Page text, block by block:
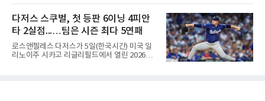
고는 인하부고와 우승을 다툴 기회를 잡았다.여
자 18세 이하부에서는 중앙여고
출하며 야구 팬들과 전문가들 사이에 씁쓸한 뒷
맛을 남기고 있다.출국 당시만 해도 선수의 고질
적인 제구 문제를 해결할 특효약이 될 것처럼 포
장되었던 이번 연수는, 뚜껑을 열어보니 '제구력
5등급에게 2주짜리 족집게 과외를 붙여 1등급을
기대한 꼴'이었다는 냉정한 평가를 피하기 어렵
게 됐다.야구에서 투수의 제구력은 오랜 시간 투
다저스 스쿠벌, 첫 등판 6이닝 4피안
타 2실점...…팀은 시즌 최다 5연패
로스앤젤레스 다저스가 5일(한국시간) 미국 일
리노이주 시카고 리글리필드에서 열린 2026